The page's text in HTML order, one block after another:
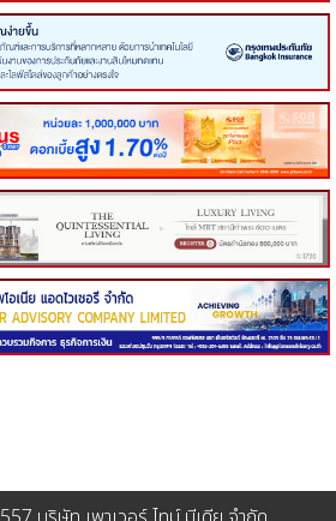
อเรชั่นร่วมกับ กสทช. ลงพื้นที่ถนนทรุดหน้าวชิร
ทรู คอร์ปอเรชั่นหนุนภาครัฐและ ปภ. เดินหน้าพั